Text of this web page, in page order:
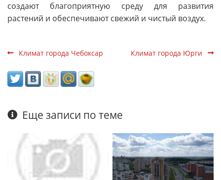
создают благоприятную среду для развития
растений и обеспечивают свежий и чистый воздух.
Климат города Чебоксар Климат города Юрги
Еще записи по теме